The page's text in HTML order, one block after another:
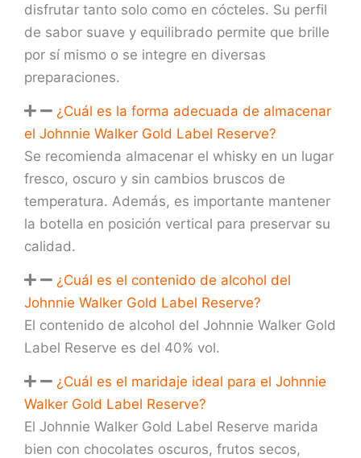
disfrutar tanto solo como en cócteles. Su perfil
de sabor suave y equilibrado permite que brille
por sí mismo o se integre en diversas
preparaciones.
¿Cuál es la forma adecuada de almacenar
el Johnnie Walker Gold Label Reserve?
Se recomienda almacenar el whisky en un lugar
fresco, oscuro y sin cambios bruscos de
temperatura. Además, es importante mantener
la botella en posición vertical para preservar su
calidad.
¿Cuál es el contenido de alcohol del
Johnnie Walker Gold Label Reserve?
El contenido de alcohol del Johnnie Walker Gold
Label Reserve es del 40% vol.
¿Cuál es el maridaje ideal para el Johnnie
Walker Gold Label Reserve?
El Johnnie Walker Gold Label Reserve marida
bien con chocolates oscuros, frutos secos,